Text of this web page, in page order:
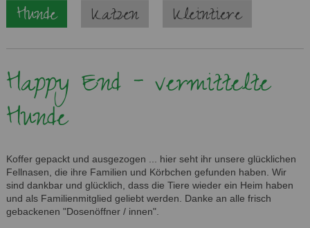
Hunde
Katzen Kleintiere
Happy End - vermittelte
Hunde
Koffer gepackt und ausgezogen ... hier seht ihr unsere glücklichen
Fellnasen, die ihre Familien und Körbchen gefunden haben. Wir
sind dankbar und glücklich, dass die Tiere wieder ein Heim haben
und als Familienmitglied geliebt werden. Danke an alle frisch
gebackenen "Dosenöffner / innen".